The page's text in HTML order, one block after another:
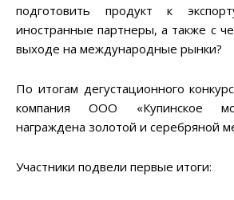
подготовить продукт к
иностранные партнеры, а также с
выходе на международные рынки?
По итогам дегустационного
компания ООО «Купинское
награждена золотой и серебряной
Участники подвели первые итоги: